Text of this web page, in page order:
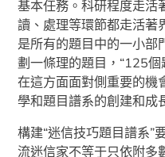
基本任務。科研程度走活
讀、處理等環節都走活著
是所有的題目中的一小部
劃一條理的題目，“125
在這方面面對側重要的機
學和題目譜系的創建和成
構建“迷信技巧題目譜系”
流迷信家不等于只依附多